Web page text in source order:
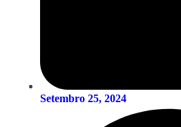
Setembro 25, 2024